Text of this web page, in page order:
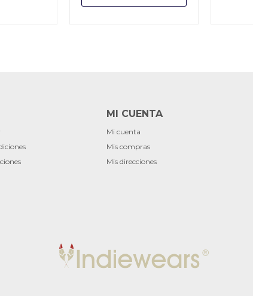
MI CUENTA
Mi cuenta
Mis compras
Mis direcciones